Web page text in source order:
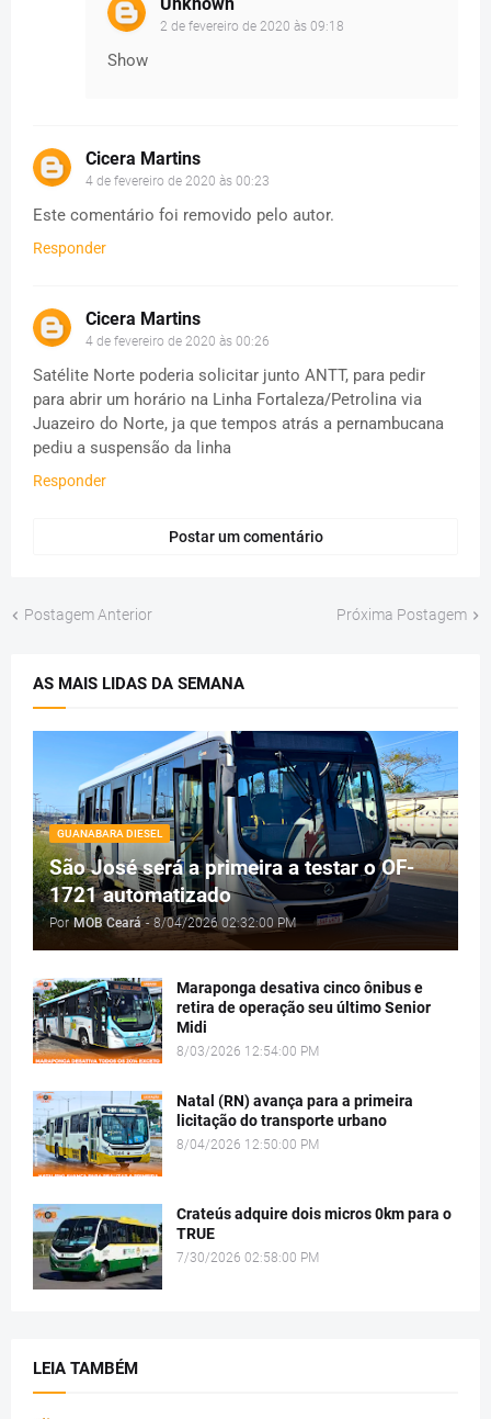
2 de fevereiro de 2020 às 09:18
Show
Cicera Martins
4 de fevereiro de 2020 às 00:23
Este comentário foi removido pelo autor.
Responder
Cicera Martins
4 de fevereiro de 2020 às 00:26
Satélite Norte poderia solicitar junto ANTT, para pedir
para abrir um horário na Linha Fortaleza/Petrolina via
Juazeiro do Norte, ja que tempos atrás a pernambucana
pediu a suspensão da linha
Responder
Postar um comentário
Postagem Anterior Próxima Postagem
AS MAIS LIDAS DA SEMANA
GUANABARA DIESEL
São José será a primeira a testar o OF-
1721 automatizado
Por MOB Ceará - 8/04/2026 02:32:00 PM
Maraponga desativa cinco ônibus e
retira de operação seu último Senior
Midi
8/03/2026 12:54:00 PM
Natal (RN) avança para a primeira
licitação do transporte urbano
8/04/2026 12:50:00 PM
Crateús adquire dois micros 0km para o
TRUE
7/30/2026 02:58:00 PM
LEIA TAMBÉM